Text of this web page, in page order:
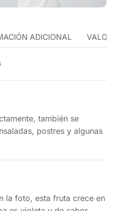
ADICIONAL
también se
postres y algunas
la foto, esta fruta crece en